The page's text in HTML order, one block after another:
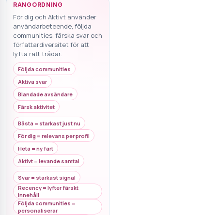
RANGORDNING
För dig och Aktivt använder
användarbeteende, följda
communities, färska svar och
författardiversitet för att
lyfta rätt trådar.
Följda communities
Aktiva svar
Blandade avsändare
Färsk aktivitet
Bästa = starkast just nu
För dig = relevans per profil
Heta = ny fart
Aktivt = levande samtal
Svar = starkast signal
Recency = lyfter färskt
innehåll
Följda communities =
personaliserar